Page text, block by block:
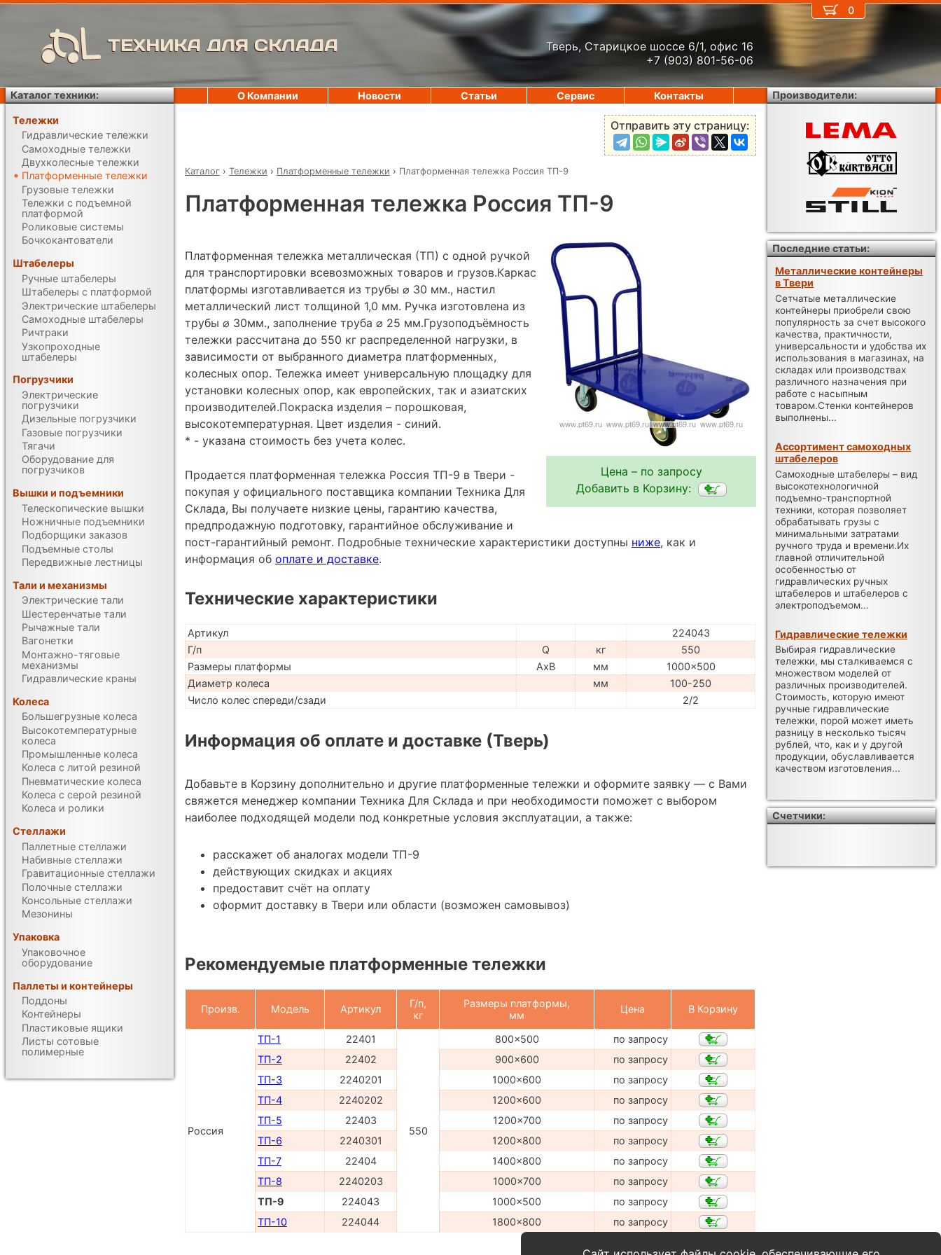
ТЕХНИКА ДЛЯ СКЛАДА
Тверь, Старицкое шоссе 6/1, офис 16
+7 (903) 801-56-06
Отправить эту страницу:
Каталог › Тележки › Платформенные тележки › Платформенная тележка Россия ТП-9
Платформенная тележка Россия ТП-9
Цена – по запросу
Добавить в Корзину:
Платформенная тележка металлическая (ТП) с одной ручкой
для транспортировки всевозможных товаров и грузов.Каркас
платформы изготавливается из трубы ⌀ 30 мм., настил
металлический лист толщиной 1,0 мм. Ручка изготовлена из
трубы ⌀ 30мм., заполнение труба ⌀ 25 мм.Грузоподъёмность
тележки рассчитана до 550 кг распределенной нагрузки, в
зависимости от выбранного диаметра платформенных,
колесных опор. Тележка имеет универсальную площадку для
установки колесных опор, как европейских, так и азиатских
производителей.Покраска изделия – порошковая,
высокотемпературная. Цвет изделия - синий.
* - указана стоимость без учета колес.
Продается платформенная тележка Россия ТП-9 в Твери -
покупая у официального поставщика компании Техника Для
Склада, Вы получаете низкие цены, гарантию качества,
предпродажную подготовку, гарантийное обслуживание и
пост-гарантийный ремонт. Подробные технические характеристики доступны ниже, как и
информация об оплате и доставке.
Технические характеристики
Артикул
224043
Г/п
Q кг
550
Размеры платформы
AxB мм
1000x500
Диаметр колеса
мм
100-250
Число колес спереди/сзади
2/2
Информация об оплате и доставке (Тверь)
Добавьте в Корзину дополнительно и другие платформенные тележки и оформите заявку — с Вами
свяжется менеджер компании Техника Для Склада и при необходимости поможет с выбором
наиболее подходящей модели под конкретные условия эксплуатации, а также:
расскажет об аналогах модели ТП-9
действующих скидках и акциях
предоставит счёт на оплату
оформит доставку в Твери или области (возможен самовывоз)
Рекомендуемые платформенные тележки
Произв. Модель Артикул
Г/п,
кг
Размеры платформы,
мм
Цена В Корзину
Россия
ТП-1 22401
550
800x500
по запросу
ТП-2
22402 900x600
по запросу
ТП-3
2240201 1000x600
по запросу
ТП-4
2240202 1200x600
по запросу
ТП-5
22403 1200x700
по запросу
ТП-6
2240301 1200x800
по запросу
ТП-7
22404 1400x800
по запросу
ТП-8
2240203 1000x700
по запросу
ТП-9
224043 1000x500
по запросу
ТП-10
224044 1800x800 по запросу
0
О Компании Новости Статьи Сервис Контакты
Каталог техники:
Тележки
Гидравлические тележки
Самоходные тележки
Двухколесные тележки
Платформенные тележки
Грузовые тележки
Тележки с подъемной
платформой
Роликовые системы
Бочкокантователи
Штабелеры
Ручные штабелеры
Штабелеры с платформой
Электрические штабелеры
Самоходные штабелеры
Ричтраки
Узкопроходные
штабелеры
Погрузчики
Электрические
погрузчики
Дизельные погрузчики
Газовые погрузчики
Тягачи
Оборудование для
погрузчиков
Вышки и подъемники
Телескопические вышки
Ножничные подъемники
Подборщики заказов
Подъемные столы
Передвижные лестницы
Тали и механизмы
Электрические тали
Шестеренчатые тали
Рычажные тали
Вагонетки
Монтажно-тяговые
механизмы
Гидравлические краны
Колеса
Большегрузные колеса
Высокотемпературные
колеса
Промышленные колеса
Колеса с литой резиной
Пневматические колеса
Колеса с серой резиной
Колеса и ролики
Стеллажи
Паллетные стеллажи
Набивные стеллажи
Гравитационные стеллажи
Полочные стеллажи
Консольные стеллажи
Мезонины
Упаковка
Упаковочное
оборудование
Паллеты и контейнеры
Поддоны
Контейнеры
Пластиковые ящики
Листы сотовые
полимерные
Производители:
Последние статьи:
Металлические контейнеры
в Твери
Сетчатые металлические
контейнеры приобрели свою
популярность за счет высокого
качества, практичности,
универсальности и удобства их
использования в магазинах, на
складах или производствах
различного назначения при
работе с насыпным
товаром.Стенки контейнеров
выполнены...
Ассортимент самоходных
штабелеров
Самоходные штабелеры – вид
высокотехнологичной
подъемно-транспортной
техники, которая позволяет
обрабатывать грузы с
минимальными затратами
ручного труда и времени.Их
главной отличительной
особенностью от
гидравлических ручных
штабелеров и штабелеров с
электроподъемом...
Гидравлические тележки
Выбирая гидравлические
тележки, мы сталкиваемся с
множеством моделей от
различных производителей.
Стоимость, которую имеют
ручные гидравлические
тележки, порой может иметь
разницу в несколько тысяч
рублей, что, как и у другой
продукции, обуславливается
качеством изготовления...
Счетчики: